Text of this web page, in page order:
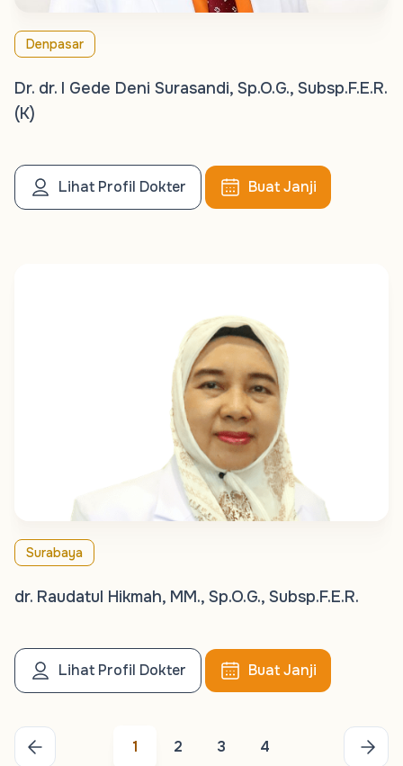
Denpasar
Dr. dr. I Gede Deni Surasandi, Sp.O.G., Subsp.F.E.R.
(K)
Lihat Profil Dokter Buat Janji
Surabaya
dr. Raudatul Hikmah, MM., Sp.O.G., Subsp.F.E.R.
Lihat Profil Dokter Buat Janji
1 2 3 4